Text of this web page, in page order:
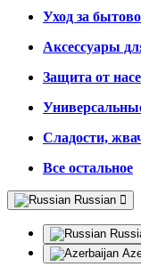
Уход за
Аксессуары
Защита от
Сладости,
Все остальное
Russian